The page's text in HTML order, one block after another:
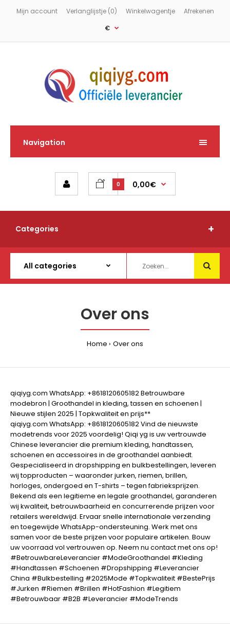
Mijn account Verlanglijstje (0) Winkelwagentje
Afrekenen
€
Navigation
0 0,00€
Categories
Over ons
Home Over ons
qiqiyg.com WhatsApp: +8618120605182 Betrouwbare
modebron | Groothandel in kleding, tassen en schoenen |
Nieuwe stijlen 2025 | Topkwaliteit en prijs**
qiqiyg.com WhatsApp: +8618120605182 Vind de nieuwste
modetrends voor 2025 voordelig! Qiqi yg is uw vertrouwde
Chinese leverancier die premium kleding, handtassen,
schoenen en accessoires in de groothandel aanbiedt.
Gespecialiseerd in dropshipping en bulkbestellingen, leveren
wij topproducten – waaronder jurken, riemen, brillen,
horloges, ondergoed en T-shirts – tegen fabrieksprijzen.
Bekend als een legitieme en legale groothandel, garanderen
wij kwaliteit, betrouwbaarheid en concurrerende prijzen voor
retailers wereldwijd. Ervaar snelle internationale verzending
en toegewijde WhatsApp-ondersteuning. Werk met ons
samen voor de beste prijzen voor populaire artikelen. Bouw
uw voorraad vol vertrouwen op. Neem nu contact met ons op!
#BetrouwbareLeverancier #ModeGroothandel #Kleding
#Handtassen #Schoenen #Dropshipping #Leverancier
China #Bulkbestelling #2025Mode #Topkwaliteit #BestePrijs
#Jurken #Riemen #Brillen #HotFashion #Legitiem
#Betrouwbaar #B2B #Leverancier #ModeTrends